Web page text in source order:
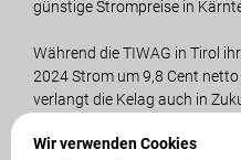
Wir verwenden Cookies
günstige Strompreise in
Während die TIWAG in Tirol
2024 Strom um 9,8 Cent
verlangt die Kelag auch in
steigender Grundgebühr.